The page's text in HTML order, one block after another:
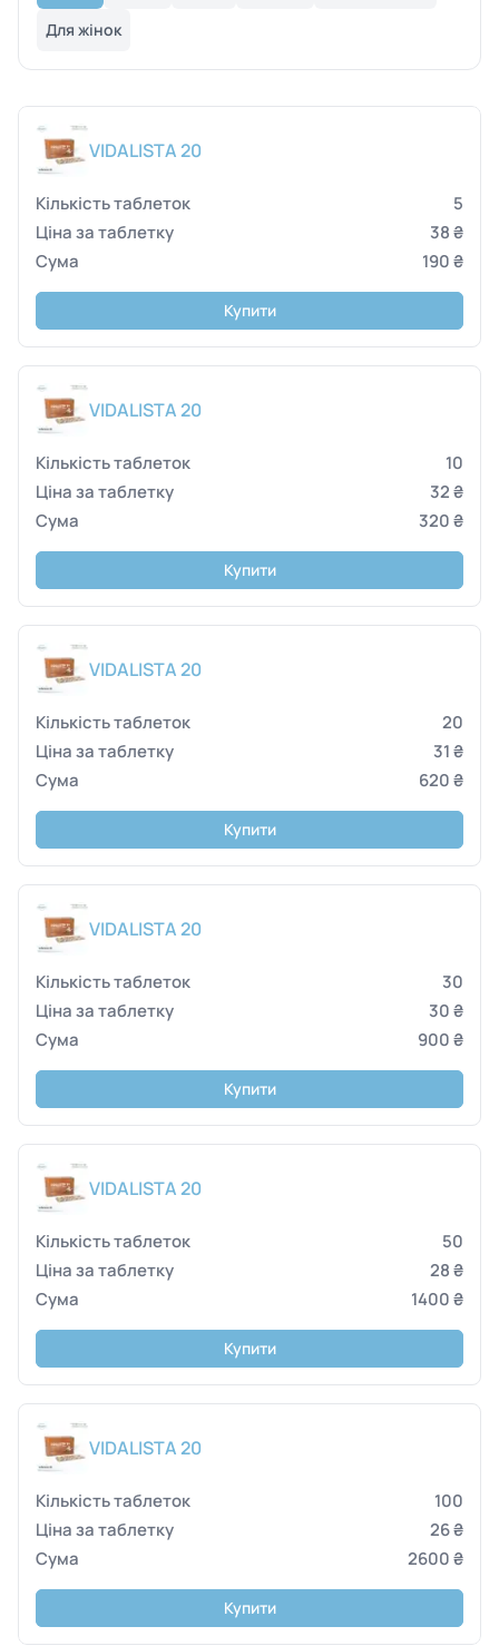
Для жінок
VIDALISTA 20
5
38 ₴
190 ₴
Купити
VIDALISTA 20
10
32 ₴
320 ₴
Купити
VIDALISTA 20
20
31 ₴
620 ₴
Купити
VIDALISTA 20
30
30 ₴
900 ₴
Купити
VIDALISTA 20
50
28 ₴
1400 ₴
Купити
VIDALISTA 20
100
26 ₴
2600 ₴
Купити